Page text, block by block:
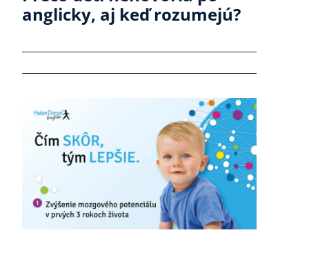
anglicky, aj keď rozumejú?